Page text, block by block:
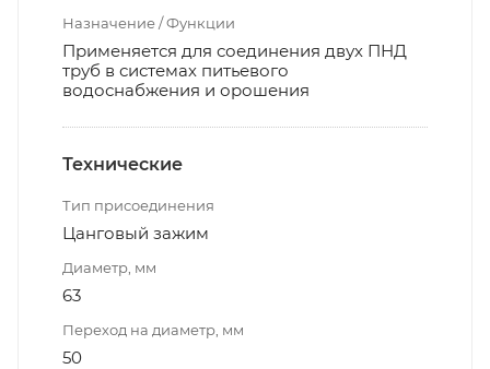
Назначение / Функции
Применяется для соединения двух ПНД
труб в системах питьевого
водоснабжения и орошения
Технические
Тип присоединения
Цанговый зажим
Диаметр, мм
63
Переход на диаметр, мм
50